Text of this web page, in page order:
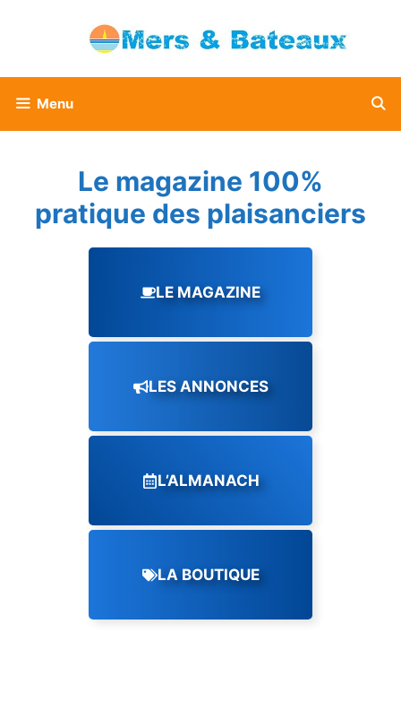
Menu
Le magazine 100%
pratique des plaisanciers
LE MAGAZINE
LES ANNONCES
L’ALMANACH
LA BOUTIQUE